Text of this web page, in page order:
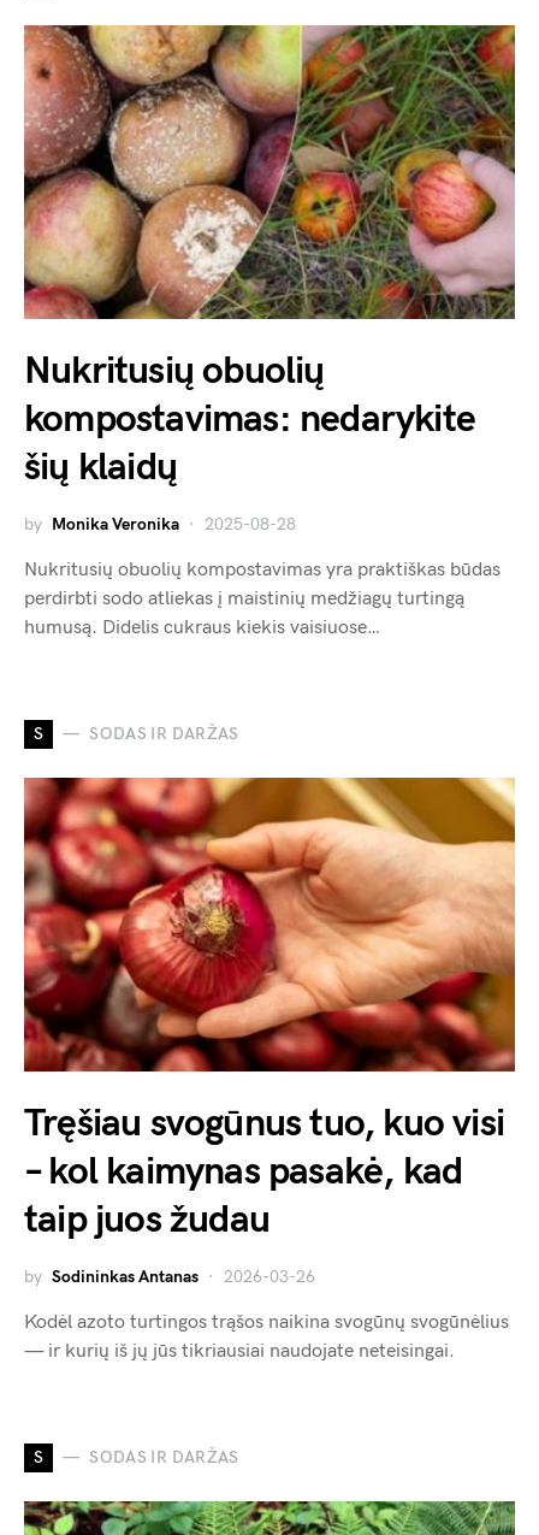
Nukritusių obuolių
kompostavimas: nedarykite
šių klaidų
by Monika Veronika 2025-08-28
Nukritusių obuolių kompostavimas yra praktiškas būdas
perdirbti sodo atliekas į maistinių medžiagų turtingą
humusą. Didelis cukraus kiekis vaisiuose…
S SODAS IR DARŽAS
Tręšiau svogūnus tuo, kuo visi
– kol kaimynas pasakė, kad
taip juos žudau
by Sodininkas Antanas 2026-03-26
Kodėl azoto turtingos trąšos naikina svogūnų svogūnėlius
— ir kurių iš jų jūs tikriausiai naudojate neteisingai.
S SODAS IR DARŽAS